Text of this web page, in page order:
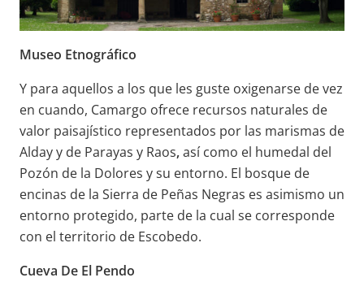
Museo Etnográfico
Y para aquellos a los que les guste oxigenarse de vez
en cuando, Camargo ofrece recursos naturales de
valor paisajístico representados por las marismas de
Alday y de Parayas y Raos,así como el humedal del
Pozón de la Dolores y su entorno. El bosque de
encinas de la Sierra de Peñas Negras es asimismo un
entorno protegido, parte de la cual se corresponde
con el territorio de Escobedo.
Cueva De El Pendo